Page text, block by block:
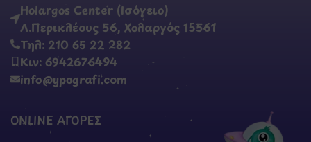
Holargos Center (Ισόγειο)
Λ.Περικλέους 56, Χολαργός 15561
Τηλ: 210 65 22 282
Κιν: 6942676494
info@ypografi.com
ONLINE ΑΓΟΡΕΣ